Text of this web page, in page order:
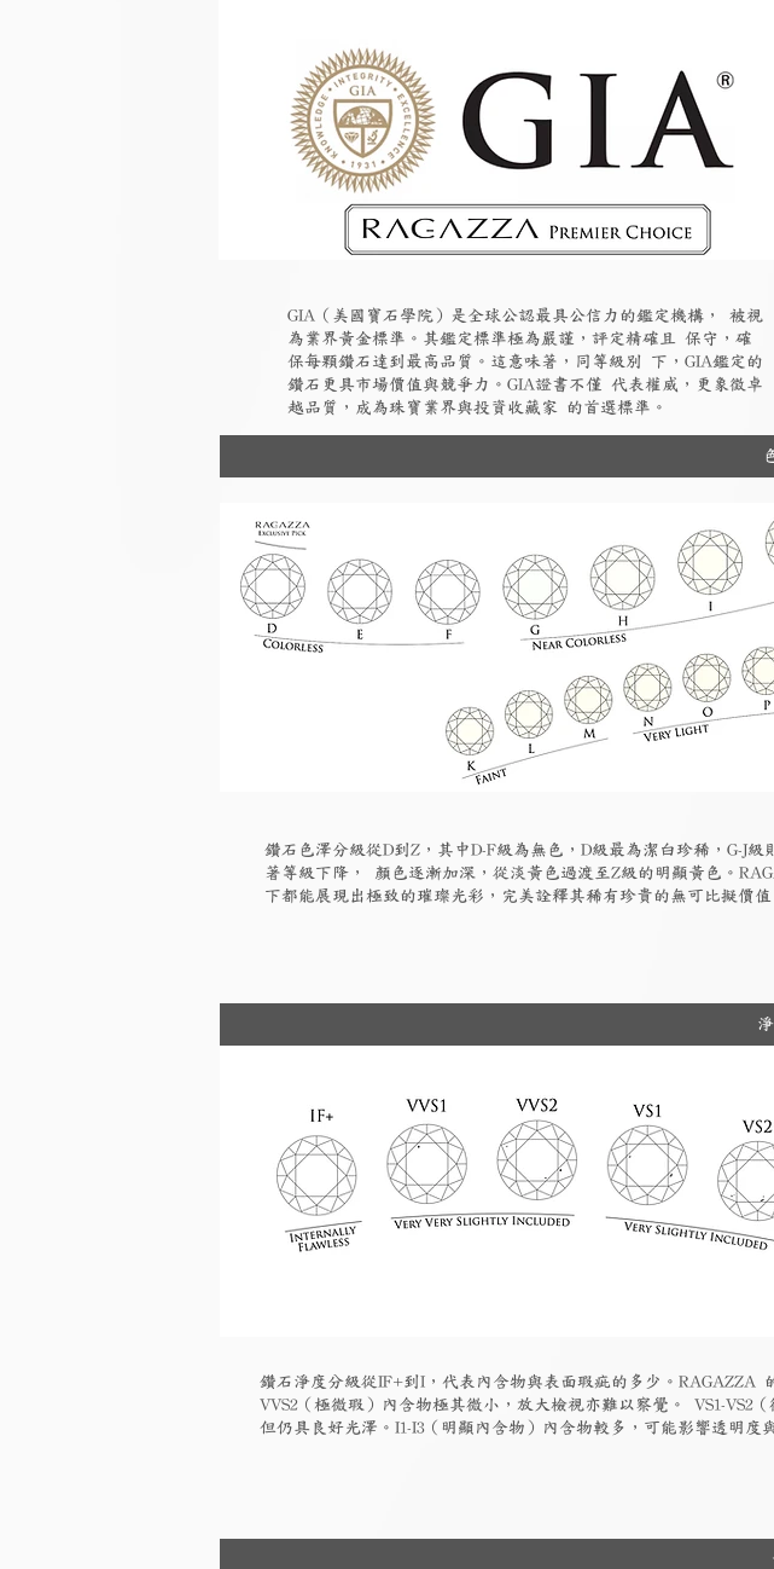
GIA（美國寶石學院）是全球公認最具公信力的鑑定機構， 被視
為業界黃金標準。其鑑定標準極為嚴謹，評定精確且 保守，確
保每顆鑽石達到最高品質。這意味著，同等級別 下，GIA鑑定的
鑽石更具市場價值與競爭力。GIA證書不僅 代表權威，更象徵卓
越品質，成為珠寶業界與投資收藏家 的首選標準。
鑽石色澤分級從D到Z，其中D-F級為無色，D級最為潔白珍稀，G-J
著等級下降， 顏色逐漸加深，從淡黃色過渡至Z級的明顯黃色。
下都能展現出極致的璀璨光彩，完美詮釋其稀有珍貴的無可比擬價值
鑽石淨度分級從IF+到I，代表內含物與表面瑕疵的多少。RAGAZZA
VVS2（極微瑕）內含物極其微小，放大檢視亦難以察覺。 VS1-VS2
但仍具良好光澤。I1-I3（明顯內含物）內含物較多，可能影響透明